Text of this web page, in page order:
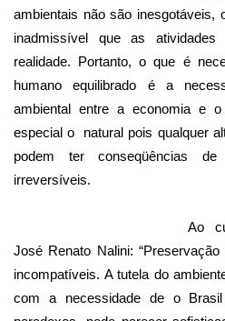
ambientais não são inesgotáveis,
inadmissível que as atividades
realidade. Portanto, o que é
humano equilibrado é a
ambiental entre a economia e
especial o
natural pois qualquer
podem ter conseqüências
irreversíveis.
Ao
José Renato Nalini:
incompatíveis. A tutela do
com a necessidade de o